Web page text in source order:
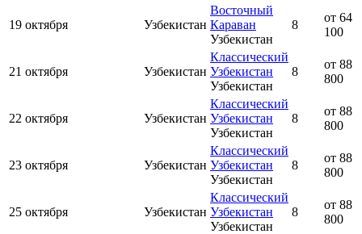
19 октября Узбекистан
Восточный
Караван
Узбекистан
8
от 64
100
21 октября Узбекистан
Классический
Узбекистан
Узбекистан
8
от 88
800
22 октября Узбекистан
Классический
Узбекистан
Узбекистан
8
от 88
800
23 октября Узбекистан
Классический
Узбекистан
Узбекистан
8
от 88
800
25 октября Узбекистан
Классический
Узбекистан
Узбекистан
8
от 88
800